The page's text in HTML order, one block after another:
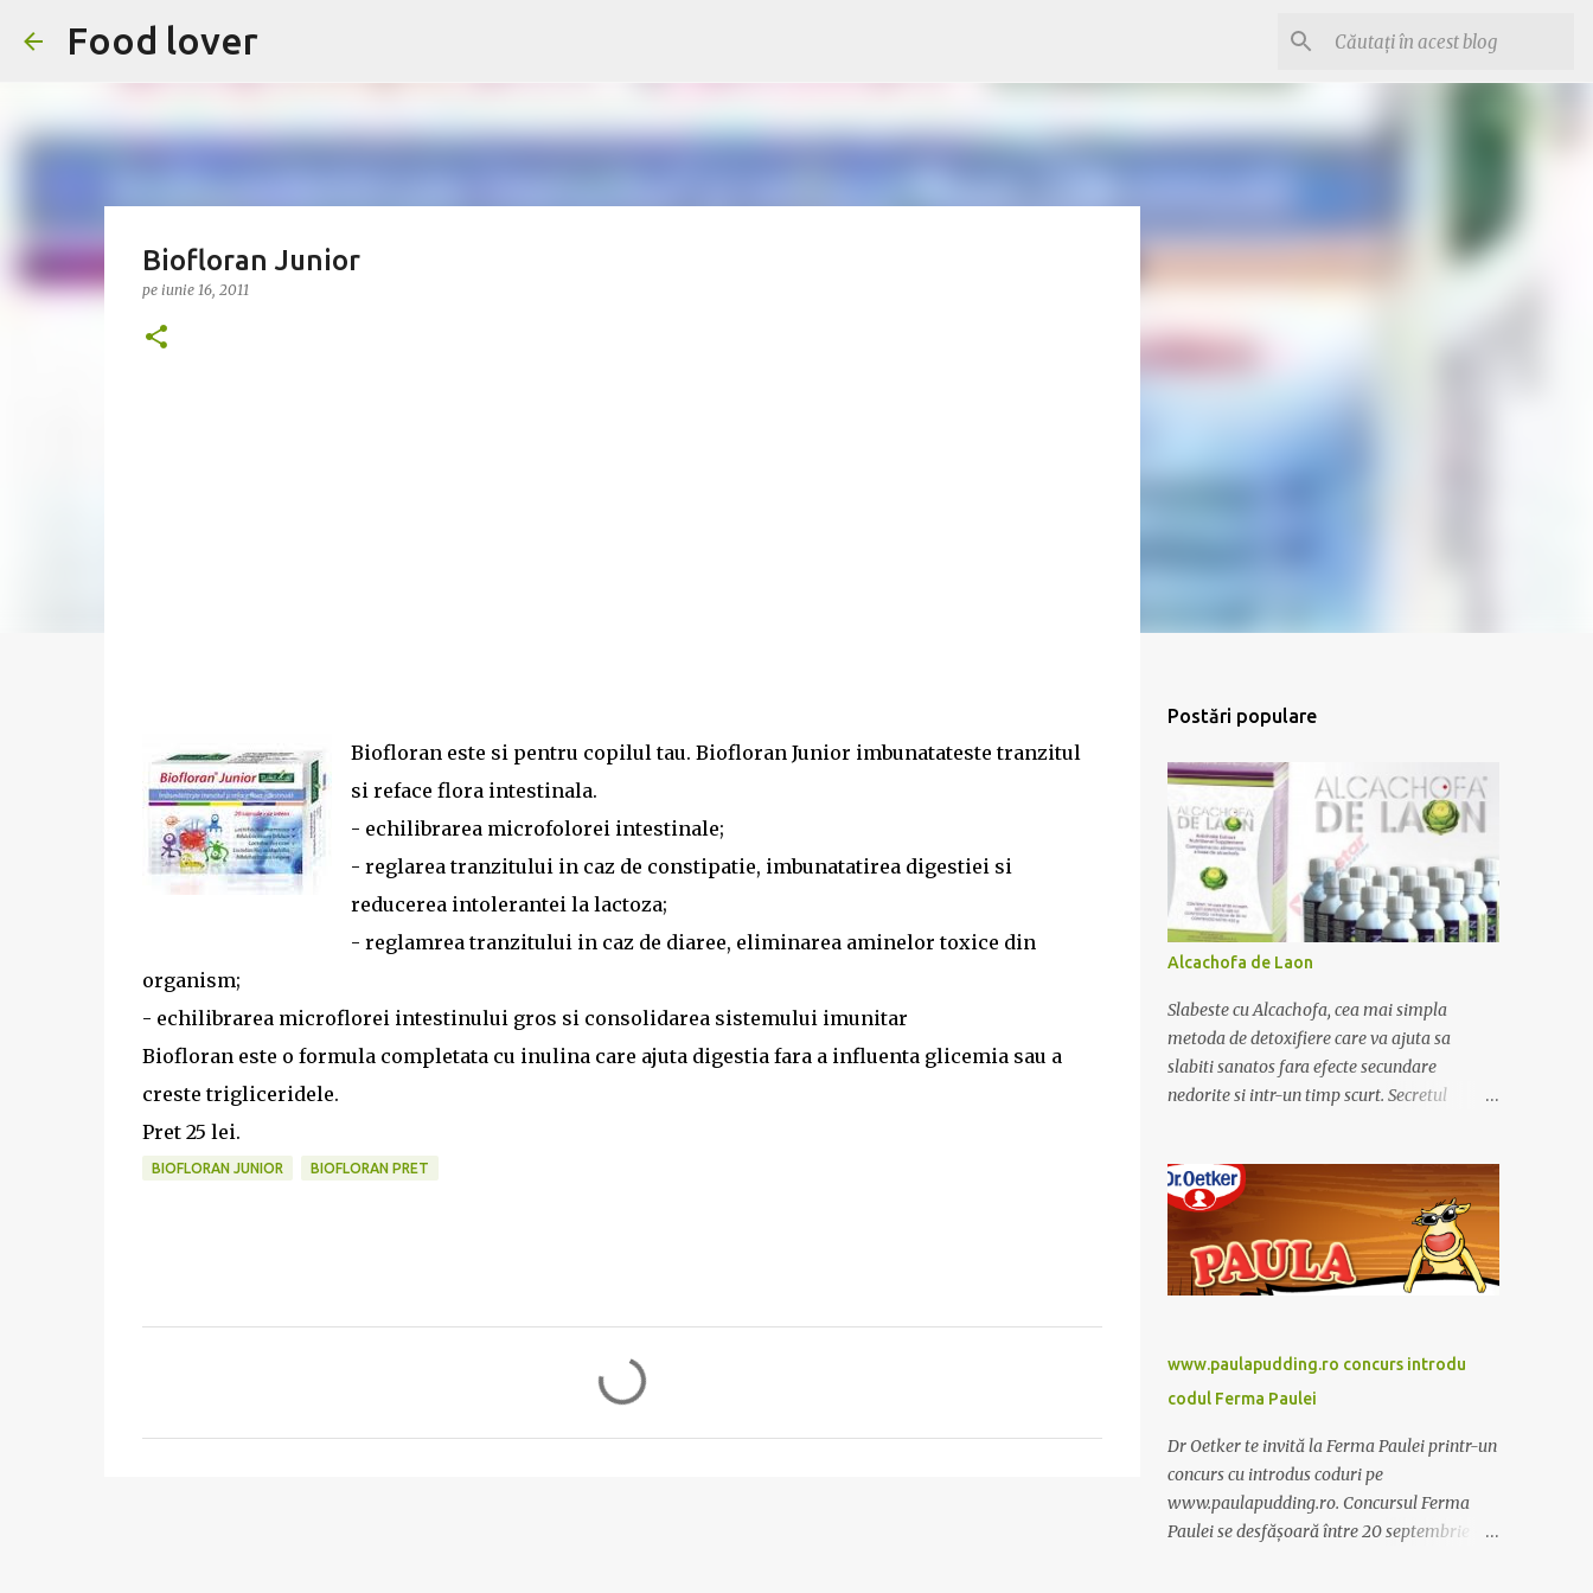
Food lover
Biofloran Junior
pe iunie 16, 2011
Biofloran este si pentru copilul tau. Biofloran Junior imbunatateste tranzitul
si reface flora intestinala.
- echilibrarea microfolorei intestinale;
- reglarea tranzitului in caz de constipatie, imbunatatirea digestiei si
reducerea intolerantei la lactoza;
- reglamrea tranzitului in caz de diaree, eliminarea aminelor toxice din
organism;
- echilibrarea microflorei intestinului gros si consolidarea sistemului imunitar
Biofloran este o formula completata cu inulina care ajuta digestia fara a influenta glicemia sau a
creste trigliceridele.
Pret 25 lei.
BIOFLORAN JUNIOR BIOFLORAN PRET
Postări populare
Alcachofa de Laon
Slabeste cu Alcachofa, cea mai simpla
metoda de detoxifiere care va ajuta sa
slabiti sanatos fara efecte secundare
nedorite si intr-un timp scurt. Secretul
trebuie sa folositi o dieta anume iar
Alcachofa se administreaza usor, cate o
sticluta pe zi. Cutia de Alcachofa contine 14
sticlute. Pret 189 lei.
www.paulapudding.ro concurs introdu
codul Ferma Paulei
Dr Oetker te invită la Ferma Paulei printr-un
concurs cu introdus coduri pe
www.paulapudding.ro. Concursul Ferma
Paulei se desfășoară între 20 septembrie -